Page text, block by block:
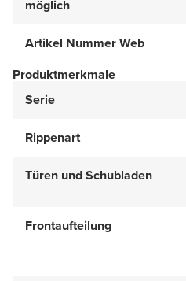
möglich
Artikel Nummer Web
Produktmerkmale
Serie
Rippenart
Türen und Schubladen
Frontaufteilung